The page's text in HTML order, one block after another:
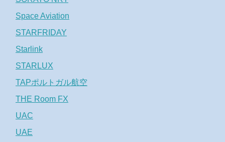
Space Aviation
STARFRIDAY
Starlink
STARLUX
TAPポルトガル航空
THE Room FX
UAC
UAE